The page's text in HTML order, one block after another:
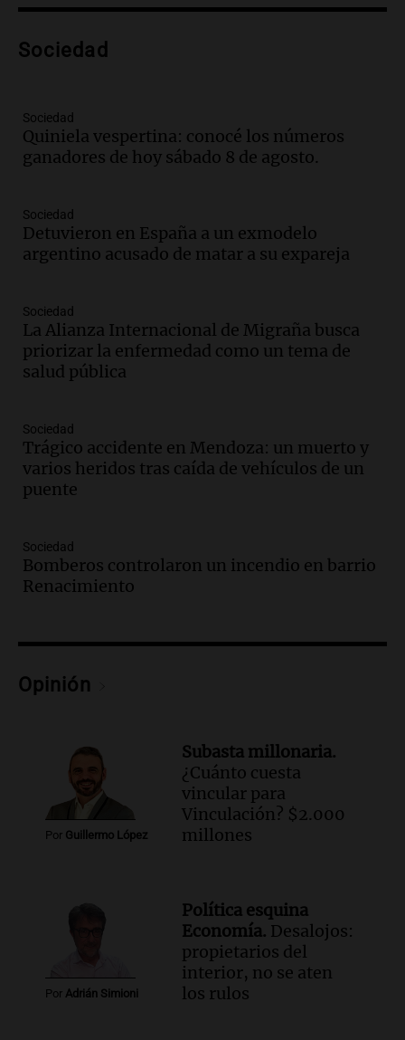
contrato de Leo con Barcelona
Episodios
Una mañana para todos
Episodios
Vargas en 2007
Una mañana para todos
Episodios
las nuevas detenciones: "En esa casa
todos tenían algo que ver"
Una mañana para todos
Episodios
del desayuno ideal: qué alimentos
conviene priorizar
Una mañana para todos
Episodios
contra el tiempo: necesita un trasplante
Una mañana para todos
de julio será menor al 2,9% registrado
en CABA
Una mañana para todos
Episodios
Audio.Altas Cumbres: rescataron a una
Episodios
Audio.
Chile planteó mejorar la
conectividad fronteriza, aérea y digital
con Jujuy
Panorama Federal
Sociedad
Sociedad
Quiniela vespertina: conocé los números
ganadores de hoy sábado 8 de agosto.
Sociedad
Detuvieron en España a un exmodelo
argentino acusado de matar a su expareja
Sociedad
La Alianza Internacional de Migraña busca
priorizar la enfermedad como un tema de
salud pública
Sociedad
Trágico accidente en Mendoza: un muerto y
varios heridos tras caída de vehículos de un
puente
Sociedad
Bomberos controlaron un incendio en barrio
Renacimiento
Opinión
Por Guillermo López
Subasta millonaria.
¿Cuánto cuesta
vincular para
Vinculación? $2.000
millones
Por Adrián Simioni
Política esquina
Economía. Desalojos:
propietarios del
interior, no se aten
los rulos